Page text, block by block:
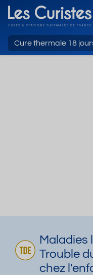
Cure thermale 18
Maladies
Trouble
chez